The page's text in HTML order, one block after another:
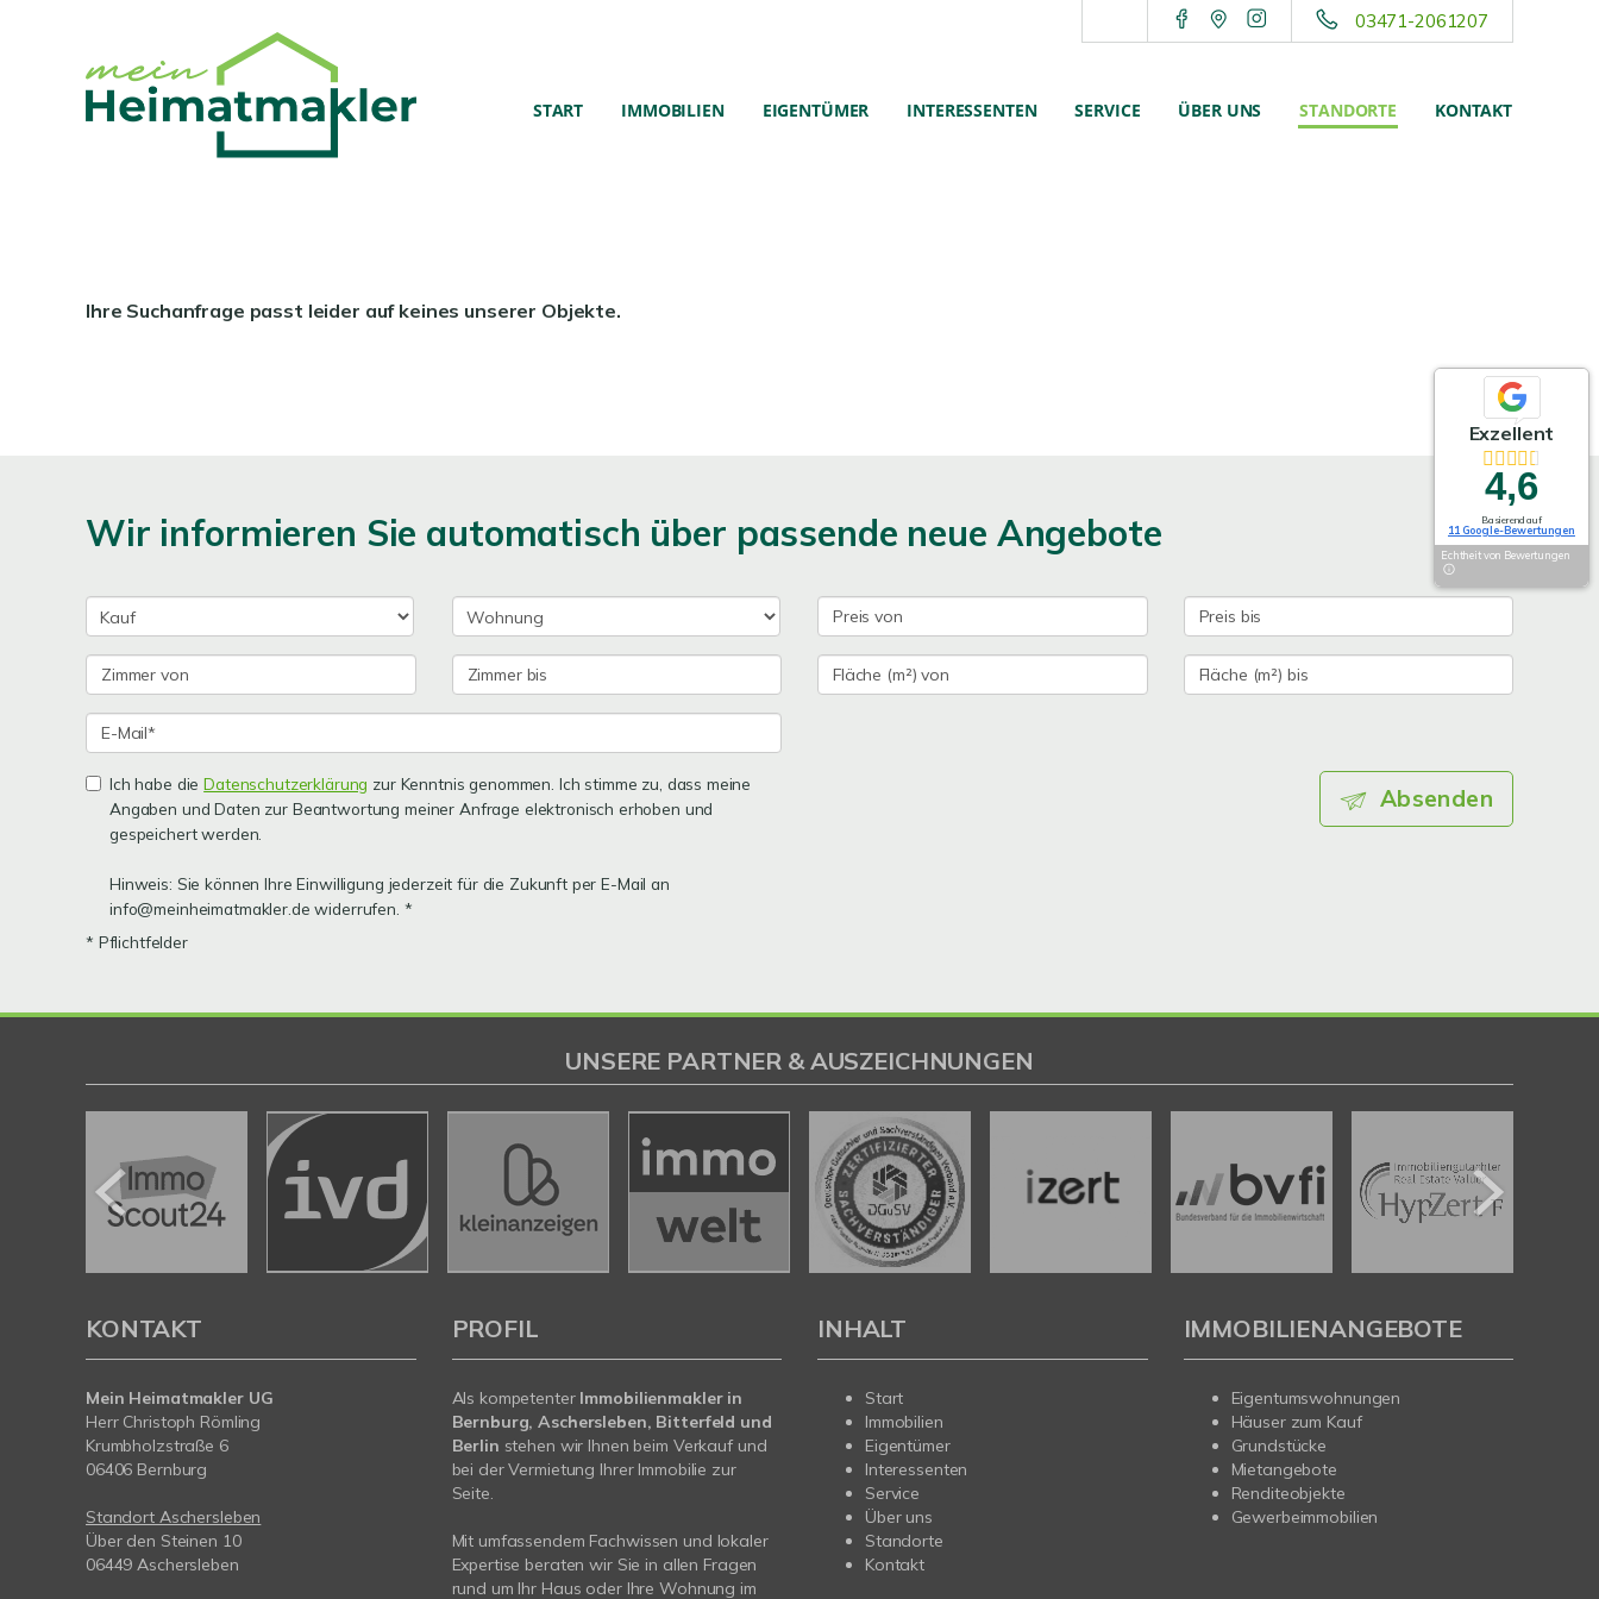
03471-2061207
START IMMOBILIEN EIGENTÜMER INTERESSENTEN SERVICE ÜBER UNS STANDORTE KONTAKT
Ihre Suchanfrage passt leider auf keines unserer Objekte.
Wir informieren Sie automatisch über passende neue Angebote
Ich habe dieDatenschutzerklärung zur Kenntnis genommen. Ich stimme zu, dass meine
Angaben und Daten zur Beantwortung meiner Anfrage elektronisch erhoben und
gespeichert werden.
Hinweis: Sie können Ihre Einwilligung jederzeit für die Zukunft per E-Mail an
info@meinheimatmakler.de widerrufen. *
* Pflichtfelder
Absenden
Exzellent
4,6
Basierend auf
11 Google-Bewertungen
Echtheit von Bewertungen
UNSERE PARTNER & AUSZEICHNUNGEN
KONTAKT
Mein Heimatmakler UG
Herr Christoph Römling
Krumbholzstraße 6
06406 Bernburg
Standort Aschersleben
Über den Steinen 10
06449 Aschersleben
PROFIL
Als kompetenter Immobilienmakler in
Bernburg, Aschersleben, Bitterfeld und
Berlin stehen wir Ihnen beim Verkauf und
bei der Vermietung Ihrer Immobilie zur
Seite.
Mit umfassendem Fachwissen und lokaler
Expertise beraten wir Sie in allen Fragen
rund um Ihr Haus oder Ihre Wohnung im
INHALT
Start
Immobilien
Eigentümer
Interessenten
Service
Über uns
Standorte
Kontakt
IMMOBILIENANGEBOTE
Eigentumswohnungen
Häuser zum Kauf
Grundstücke
Mietangebote
Renditeobjekte
Gewerbeimmobilien